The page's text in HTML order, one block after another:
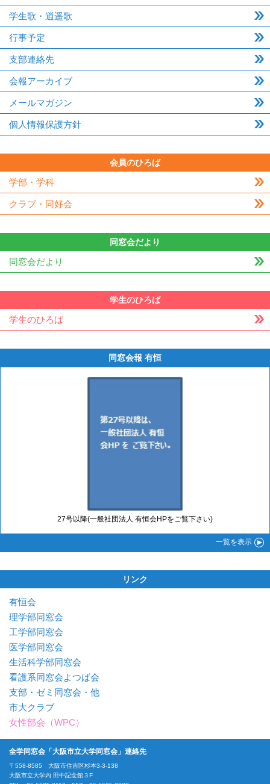
学生歌・逍遥歌
行事予定
支部連絡先
会報アーカイブ
メールマガジン
個人情報保護方針
会員のひろば
学部・学科
クラブ・同好会
同窓会だより
同窓会だより
学生のひろば
学生のひろば
同窓会報 有恒
27号以降(一般社団法人 有恒会HPをご覧下さい)
一覧を表示
リンク
有恒会
理学部同窓会
工学部同窓会
医学部同窓会
生活科学部同窓会
看護系同窓会よつば会
支部・ゼミ同窓会・他
市大クラブ
女性部会（WPC）
全学同窓会「大阪市立大学同窓会」連絡先
〒558-8585 大阪市住吉区杉本3-3-138
大阪市立大学内 田中記念館３F